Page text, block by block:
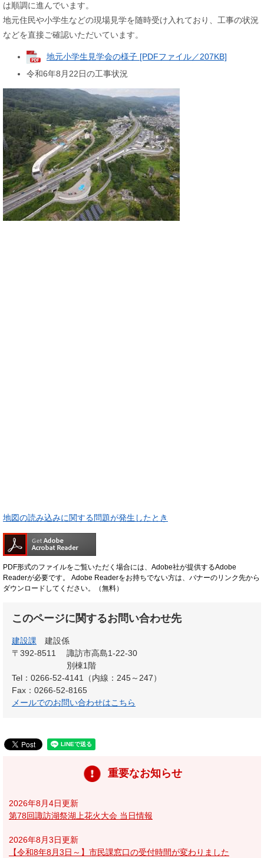
は順調に進んでいます。
地元住民や小学生などの現場見学を随時受け入れており、工事の状況
などを直接ご確認いただいています。
地元小学生見学会の様子 [PDFファイル／207KB]
令和6年8月22日の工事状況
地図の読み込みに関する問題が発生したとき
PDF形式のファイルをご覧いただく場合には、Adobe社が提供するAdobe
Readerが必要です。
Adobe Readerをお持ちでない方は、バナーのリンク先から
ダウンロードしてください。（無料）
このページに関するお問い合わせ先
建設課
建設係
〒392-8511
諏訪市高島1-22-30
別棟1階
Tel：0266-52-4141（内線：245～247）
Fax：0266-52-8165
メールでのお問い合わせはこちら
重要なお知らせ
2026年8月4日更新
第78回諏訪湖祭湖上花火大会 当日情報
2026年8月3日更新
【令和8年8月3日～】市民課窓口の受付時間が変わりました